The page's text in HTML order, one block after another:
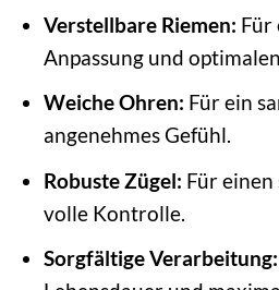
Verstellbare Riemen: Für
Anpassung und
Weiche Ohren: Für ein
angenehmes Gefühl.
Robuste Zügel: Für
volle Kontrolle.
Sorgfältige Verarbeitung: